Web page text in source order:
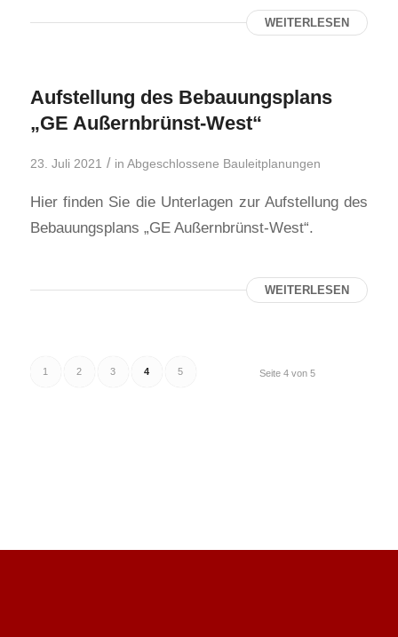
WEITERLESEN
Aufstellung des Bebauungsplans
„GE Außernbrünst-West“
23. Juli 2021 / in Abgeschlossene Bauleitplanungen
Hier finden Sie die Unterlagen zur Aufstellung des
Bebauungsplans „GE Außernbrünst-West“.
WEITERLESEN
Seite 4 von 5
1 2 3 4 5